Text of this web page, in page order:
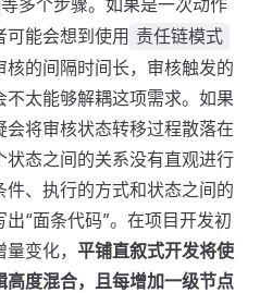
等多个步骤。如果是一次动作
能会想到使用 责任链模式
的间隔时间长，审核触发的
太能够解耦这项需求。如果
将审核状态转移过程散落在
态之间的关系没有直观进行
、执行的方式和状态之间的
“面条代码”。在项目开发初
变化， 平铺直叙式开发将使
度混合，且每增加一级节点